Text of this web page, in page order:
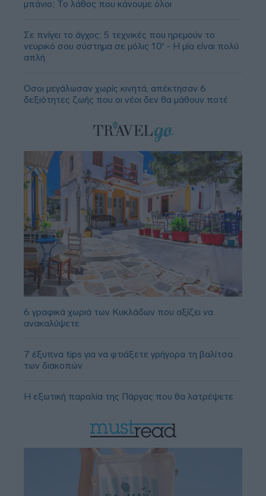
μπάνιο; Το λάθος που κάνουμε όλοι
Σε πνίγει το άγχος; 5 τεχνικές που ηρεμούν το
νευρικό σου σύστημα σε μόλις 10' - Η μία είναι πολύ
απλή
Όσοι μεγάλωσαν χωρίς κινητά, απέκτησαν 6
δεξιότητες ζωής που οι νέοι δεν θα μάθουν ποτέ
6 γραφικά χωριά των Κυκλάδων που αξίζει να
ανακαλύψετε
7 έξυπνα tips για να φτιάξετε γρήγορα τη βαλίτσα
των διακοπών
Η εξωτική παραλία της Πάργας που θα λατρέψετε